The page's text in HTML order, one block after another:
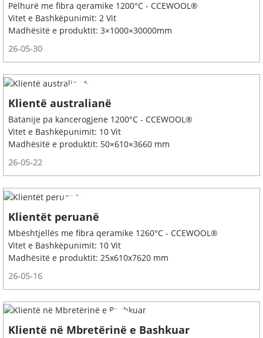
Pëlhurë me fibra qeramike 1200°C - CCEWOOL®
Vitet e Bashkëpunimit: 2 Vit
Madhësitë e produktit: 3×1000×30000mm
26-05-30
Klientë australianë
Batanije pa kancerogjene 1200°C - CCEWOOL®
Vitet e Bashkëpunimit: 10 Vit
Madhësitë e produktit: 50×610×3660 mm
26-05-22
Klientët peruanë
Mbështjellës me fibra qeramike 1260°C - CCEWOOL®
Vitet e Bashkëpunimit: 10 Vit
Madhësitë e produktit: 25x610x7620 mm
26-05-16
Klientë në Mbretërinë e Bashkuar